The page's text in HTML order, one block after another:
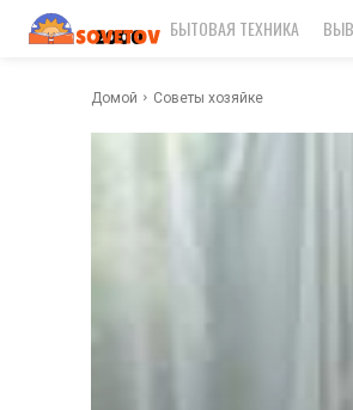
БЫТОВАЯ ТЕХНИКА
Домой Советы хозяйке